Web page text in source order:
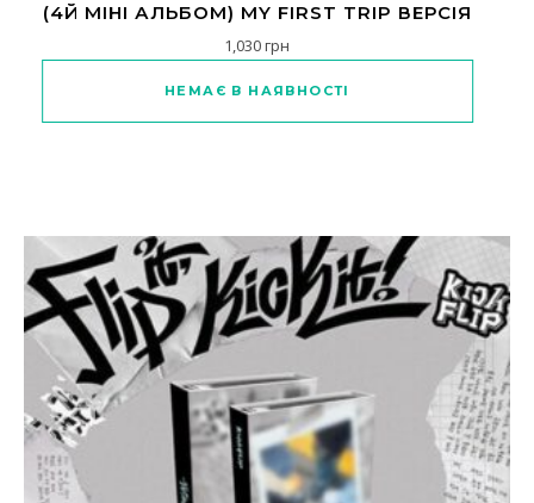
(4Й МІНІ АЛЬБОМ) MY FIRST TRIP ВЕРСІЯ
1,030грн
НЕМАЄ В НАЯВНОСТІ